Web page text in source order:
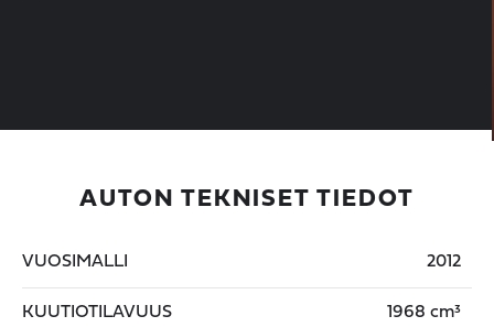
AUTON TEKNISET TIEDOT
VUOSIMALLI 2012
KUUTIOTILAVUUS 1968 cm³